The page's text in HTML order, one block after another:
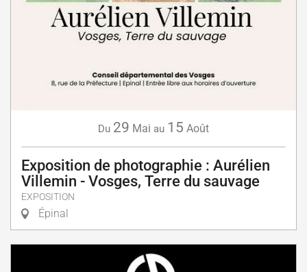
Du 29 Mai au 15 Août
Exposition de photographie : Aurélien
Villemin - Vosges, Terre du sauvage
EXPOSITION
Épinal